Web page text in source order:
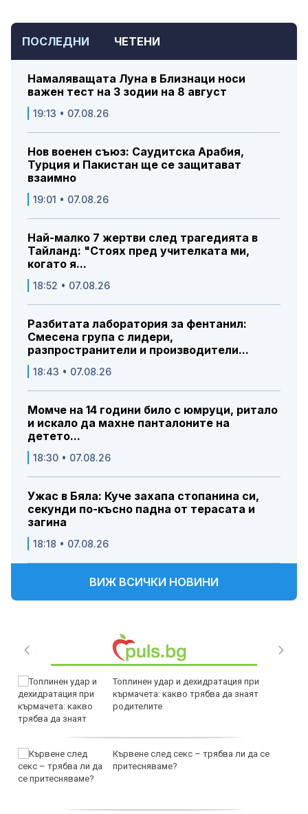
ПОСЛЕДНИ ЧЕТЕНИ
Намаляващата Луна в Близнаци носи
важен тест на 3 зодии на 8 август
19:13 • 07.08.26
Нов военен съюз: Саудитска Арабия,
Турция и Пакистан ще се защитават
взаимно
19:01 • 07.08.26
Най-малко 7 жертви след трагедията в
Тайланд: "Стоях пред учителката ми,
когато я...
18:52 • 07.08.26
Разбитата лаборатория за фентанил:
Смесена група с лидери,
разпространители и производители...
18:43 • 07.08.26
Момче на 14 години било с юмруци, ритало
и искало да махне панталоните на
детето...
18:30 • 07.08.26
Ужас в Бяла: Куче захапа стопанина си,
секунди по-късно падна от терасата и
загина
18:18 • 07.08.26
ВИЖ ВСИЧКИ НОВИНИ
Топлинен удар и дехидратация при
кърмачета: какво трябва да знаят
родителите
Кървене след секс – трябва ли да се
притесняваме?